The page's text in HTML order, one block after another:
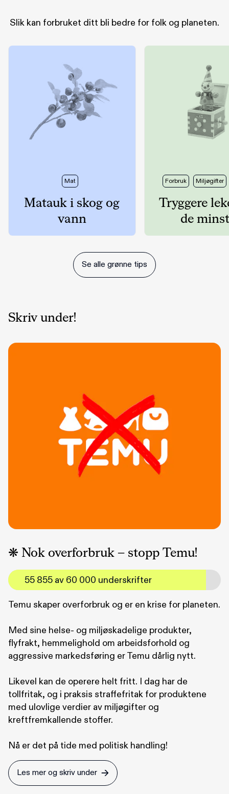
Slik kan forbruket ditt bli bedre for folk og planeten.
Mat
Matauk i skog og
vann
Forbruk Miljøgifter
Tryggere
de
Se alle grønne tips
Skriv under!
❋ Nok overforbruk – stopp Temu!
55 855 av 60 000 underskrifter
Temu skaper overforbruk og er en krise for planeten.
Med sine helse- og miljøskadelige produkter,
flyfrakt, hemmelighold om arbeidsforhold og
aggressive markedsføring er Temu dårlig nytt.
Likevel kan de operere helt fritt. I dag har de
tollfritak, og i praksis straffefritak for produktene
med ulovlige verdier av miljøgifter og
kreftfremkallende stoffer.
Nå er det på tide med politisk handling!
Les mer og skriv under